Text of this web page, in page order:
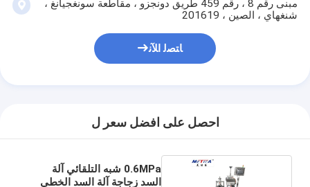
مبنى رقم 8 ، رقم 459 طريق دونجزو ، مقاطعة سونغجيانغ ،
شنغهاي ، الصين ، 201619
ﺎﺘﺼﻟ ﺍﻶﻧ
احصل على افضل سعر ل
0.6MPa شبه التلقائي آلة
السد زجاجة آلة السد الخطي